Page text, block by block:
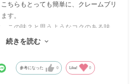
ちらもとっても簡単に、クレームブリ
す。
この味？と思うようなコクのある味
続きを読む
参考になった 0 Like! 0